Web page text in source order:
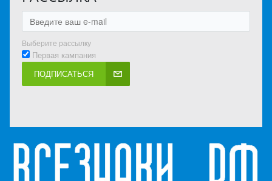
Выберите рассылку
Первая кампания
ПОДПИСАТЬСЯ